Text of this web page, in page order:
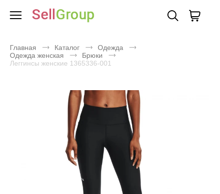
Главная Каталог
Одежда
Одежда женская
Брюки
Леггинсы женские 1365336-001